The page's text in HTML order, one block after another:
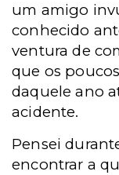
um amigo
conhecido
ventura de
que os
daquele ano
acidente.
Pensei
encontrar a